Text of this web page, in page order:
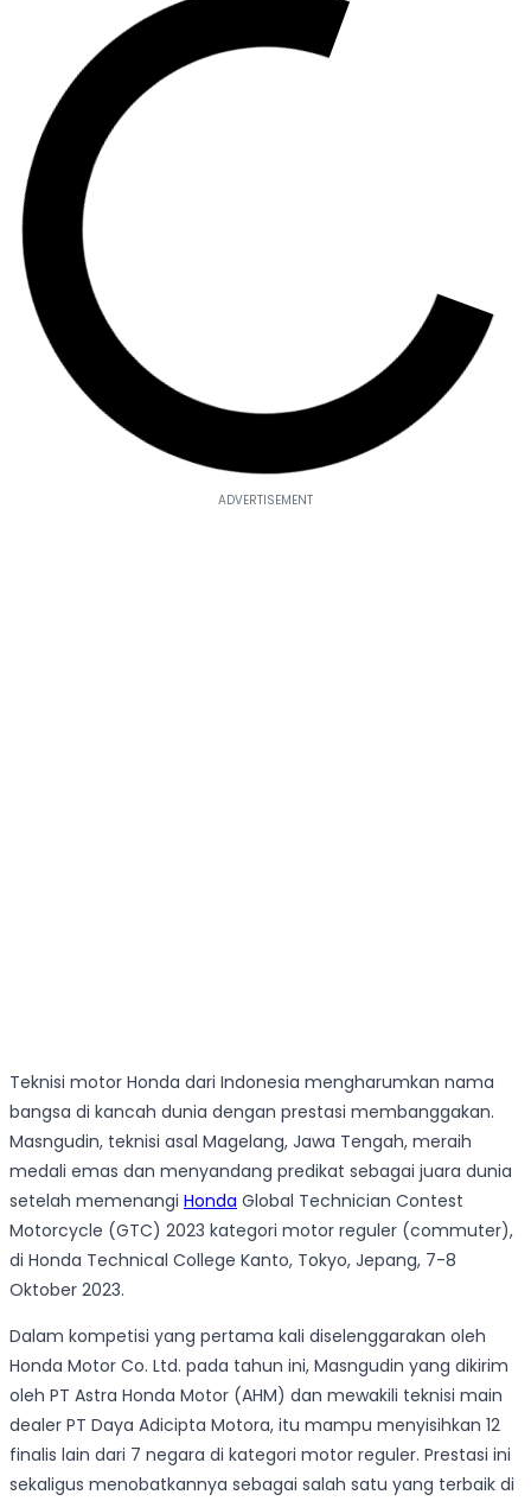
Teknisi motor Honda dari Indonesia mengharumkan nama
bangsa di kancah dunia dengan prestasi membanggakan.
Masngudin, teknisi asal Magelang, Jawa Tengah, meraih
medali emas dan menyandang predikat sebagai juara dunia
setelah memenangi Honda Global Technician Contest
Motorcycle (GTC) 2023 kategori motor reguler (commuter),
di Honda Technical College Kanto, Tokyo, Jepang, 7-8
Oktober 2023.
Dalam kompetisi yang pertama kali diselenggarakan oleh
Honda Motor Co. Ltd. pada tahun ini, Masngudin yang dikirim
oleh PT Astra Honda Motor (AHM) dan mewakili teknisi main
dealer PT Daya Adicipta Motora, itu mampu menyisihkan 12
finalis lain dari 7 negara di kategori motor reguler. Prestasi ini
sekaligus menobatkannya sebagai salah satu yang terbaik di